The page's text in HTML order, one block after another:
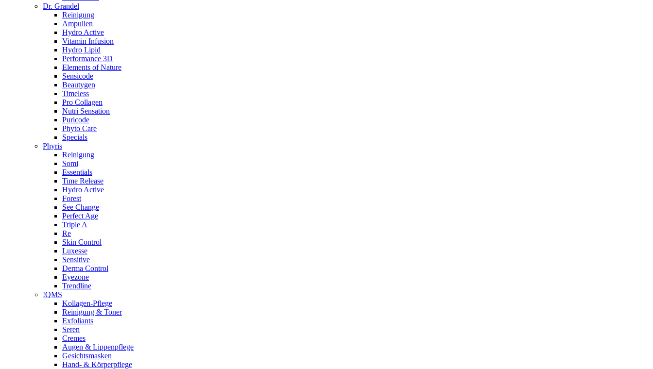
Dr. Grandel
Reinigung
Ampullen
Hydro Active
Vitamin Infusion
Hydro Lipid
Performance 3D
Elements of Nature
Sensicode
Beautygen
Timeless
Pro Collagen
Nutri Sensation
Puricode
Phyto Care
Specials
Phyris
Reinigung
Somi
Essentials
Time Release
Hydro Active
Forest
See Change
Perfect Age
Triple A
Re
Skin Control
Luxesse
Sensitive
Derma Control
Eyezone
Trendline
!QMS
Kollagen-Pflege
Reinigung & Toner
Exfoliants
Seren
Cremes
Augen & Lippenpflege
Gesichtsmasken
Hand- & Körperpflege